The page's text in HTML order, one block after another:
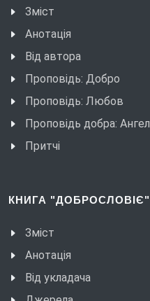
Зміст
Анотація
Від автора
Проповідь: Добро
Проповідь: Любов
Проповідь добра: Ангел
Притчі
КНИГА "ДОБРОСЛОВІЄ"
Зміст
Анотація
Від укладача